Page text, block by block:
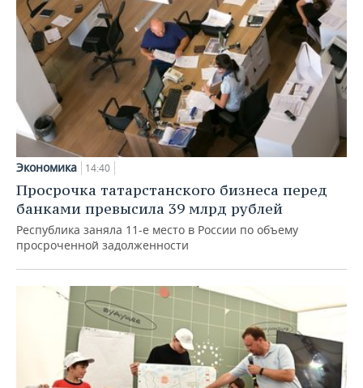
Экономика 14:40
Просрочка татарстанского бизнеса перед
банками превысила 39 млрд рублей
Республика заняла 11-е место в России по объему
просроченной задолженности